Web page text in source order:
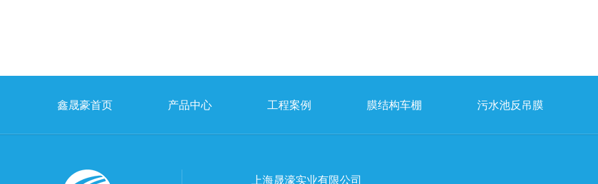
鑫晟豪首页 产品中心 工程案例 膜结构车棚 污水池反吊膜
上海晟濠实业有限公司